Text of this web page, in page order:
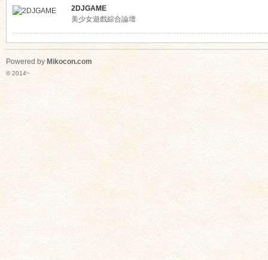
2DJGAME
美少女遊戲綜合論壇
Powered by Mikocon.com
© 2014~